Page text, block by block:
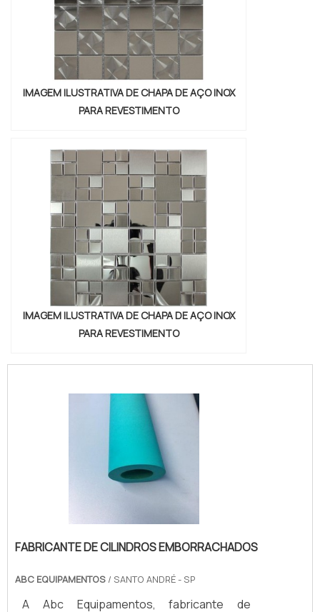
IMAGEM ILUSTRATIVA DE CHAPA DE AÇO INOX
PARA REVESTIMENTO
IMAGEM ILUSTRATIVA DE CHAPA DE AÇO INOX
PARA REVESTIMENTO
FABRICANTE DE CILINDROS EMBORRACHADOS
ABC EQUIPAMENTOS / SANTO ANDRÉ - SP
A Abc Equipamentos, fabricante de